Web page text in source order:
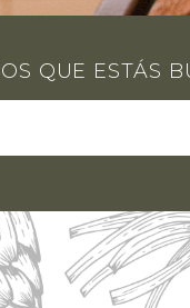
QUE ESTÁS